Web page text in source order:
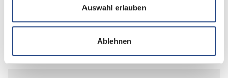
Auswahl erlauben
Ablehnen
Schlafplätze 2
Anzahl der Sitze mit Gurt 4